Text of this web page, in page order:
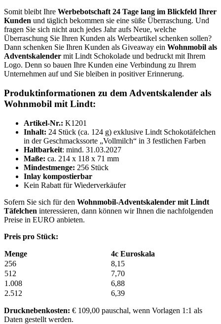
Somit bleibt Ihre Werbebotschaft 24 Tage lang im Blickfeld Ihrer
Kunden und täglich bekommen sie eine süße Überraschung. Und
fragen Sie sich nicht auch jedes Jahr aufs Neue, welche
Überraschung Sie Ihren Kunden als Werbeartikel schenken sollen?
Dann schenken Sie Ihren Kunden als Giveaway ein Wohnmobil als
Adventskalender mit Lindt Schokolade und bedruckt mit Ihrem
Logo. Denn so bauen Ihre Kunden eine Verbindung zu Ihrem
Unternehmen auf und Sie bleiben in positiver Erinnerung.
Produktinformationen zu dem Adventskalender als
Wohnmobil mit Lindt:
Artikel-Nr.: K1201
Inhalt: 24 Stück (ca. 124 g) exklusive Lindt Schokotäfelchen
in der Geschmackssorte „Vollmilch“ in 3 festlichen Farben
Haltbarkeit: mind. 31.03.2027
Maße: ca. 214 x 118 x 71 mm
Mindestmenge: 256 Stück
Inlay kompostierbar
Kein Rabatt für Wiederverkäufer
Sofern Sie sich für den Wohnmobil-Adventskalender mit Lindt
Täfelchen interessieren, dann können wir Ihnen die nachfolgenden
Preise in EURO anbieten.
Preis pro Stück:
Menge
4c Euroskala
256
8,15
512
7,70
1.008
6,88
2.512
6,39
Drucknebenkosten: € 109,00 pauschal, wenn Vorlagen 1:1 als
Daten gestellt werden.